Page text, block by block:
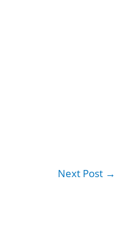
Next Post →